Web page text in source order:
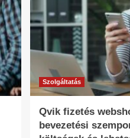
Szolgáltatás
Qvik fizetés
bevezetési